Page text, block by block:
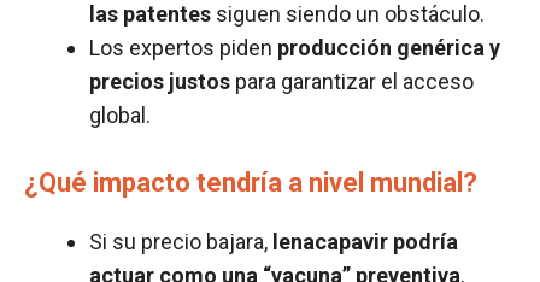
las patentes siguen siendo un obstáculo.
Los expertos piden producción genérica y
precios justos para garantizar el acceso
global.
¿Qué impacto tendría a nivel mundial?
Si su precio bajara, lenacapavir podría
actuar como una “vacuna” preventiva,